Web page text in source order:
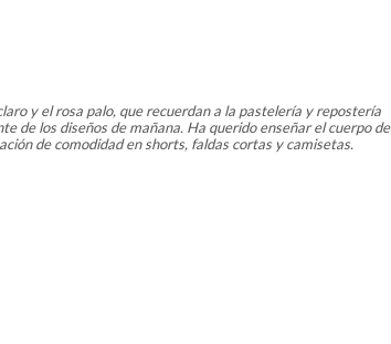
y el rosa palo, que recuerdan a la pastelería y repostería
de los diseños de mañana. Ha querido enseñar el cuerpo de
de comodidad en shorts, faldas cortas y camisetas.